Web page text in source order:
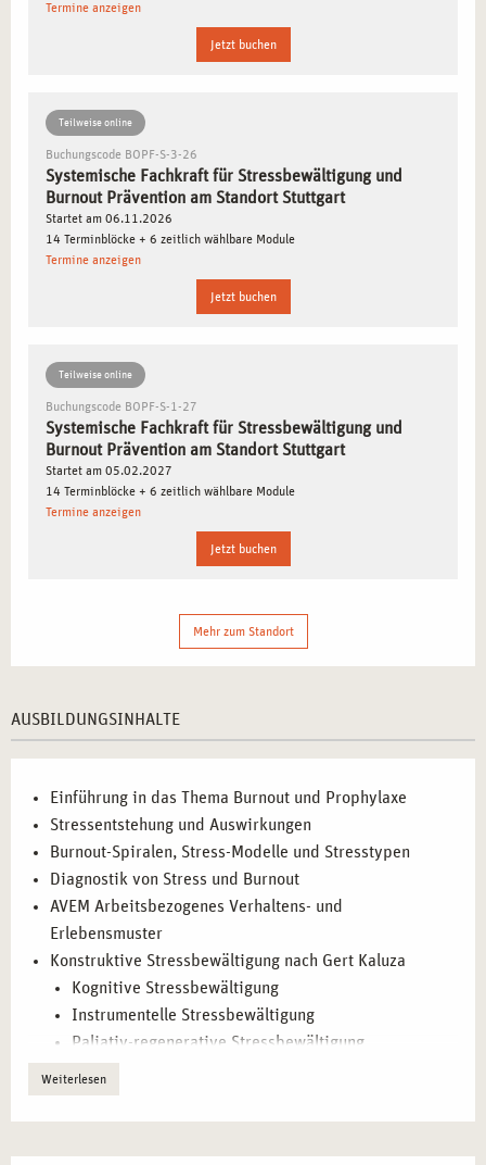
Grundlagen der Stressbewältigung:
Entstehung von Stress und seine Auswirkungen auf die
Methoden effektiv in der Beratung einsetzen.
Diagnostik und Analyse:
fundierten Beurteilung von Stresssymptomen.
Praktische Stressbewältigung:
Methoden wie kognitive und instrumentelle
Stressbewältigung.
Resilienz und Wertearbeit:Entwickeln Sie Strategien,
ZIELGRUPPEN FÜR DIE AUSBILDUNG IN
STUTTGART
Die Ausbildung richtet sich an Personen, die im
Perspektive suchen. Insbesondere profitieren:
Fachkräfte im Coaching und in der Beratung:
Ansätze in ihre Arbeit integrieren wollen.
Seminarleiter und Trainer:
Stressmanagement spezialisieren möchten.
Bereich Gesundheitsförderung starten möchten.
BERUFLICHE PERSPEKTIVEN IN
STUTTGART</H2
NACH ABSCHLUSS DER AUSBILDUNG STEHEN
IHNEN ZAHLREICHE BERUFLICHE OPTIONEN
OFFEN. NUTZEN SIE IHRE NEUEN
KOMPETENZEN, UM IN VERSCHIEDENEN
BEREICHEN ERFOLGREICH ZU SEIN:
Betriebliche Gesundheitsförderung:
Training in Unternehmen zur Stressbewältigung.
Termine anzeigen
Jetzt buchen
Teilweise online
Buchungscode BOPF-S-3-26
Systemische Fachkraft für Stressbewältigung und
Burnout Prävention am Standort Stuttgart
Startet am 06.11.2026
14 Terminblöcke + 6 zeitlich wählbare Module
Termine anzeigen
Jetzt buchen
Teilweise online
Buchungscode BOPF-S-1-27
Systemische Fachkraft für Stressbewältigung und
Burnout Prävention am Standort Stuttgart
Startet am 05.02.2027
14 Terminblöcke + 6 zeitlich wählbare Module
Termine anzeigen
Jetzt buchen
Mehr zum Standort
AUSBILDUNGSINHALTE
Einführung in das Thema Burnout und Prophylaxe
Stressentstehung und Auswirkungen
Burnout-Spiralen, Stress-Modelle und Stresstypen
Diagnostik von Stress und Burnout
AVEM Arbeitsbezogenes Verhaltens- und
Erlebensmuster
Konstruktive Stressbewältigung nach Gert Kaluza
Kognitive Stressbewältigung
Instrumentelle Stressbewältigung
Paliativ-regenerative Stressbewältigung
Genusstraining
Krisenprophylaxe
Weiterlesen